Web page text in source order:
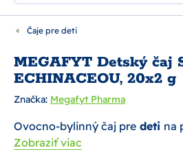
Čaje pre deti
MEGAFYT Detský čaj
ECHINACEOU, 20x2 g
Značka: Megafyt Pharma
Ovocno-bylinný čaj pre deti na
Zobraziť viac